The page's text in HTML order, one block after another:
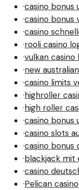
·casino bonus
·casino bonus
·casino
·rooli casino
·vulkan casino
·new
·casino limits
·highroller
·high roller
·casino bonus
·casino slots
·casino bonus
·blackjack mit
·casino
·Pelican casino